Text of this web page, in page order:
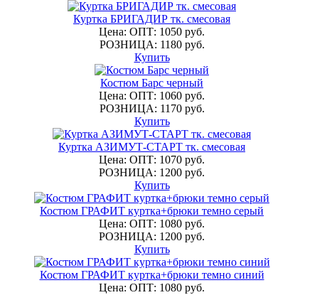
Куртка БРИГАДИР тк. смесовая
Цена: ОПТ: 1050 руб.
РОЗНИЦА: 1180 руб.
Купить
Костюм Барс черный
Цена: ОПТ: 1060 руб.
РОЗНИЦА: 1170 руб.
Купить
Куртка АЗИМУТ-СТАРТ тк. смесовая
Цена: ОПТ: 1070 руб.
РОЗНИЦА: 1200 руб.
Купить
Костюм ГРАФИТ куртка+брюки темно серый
Цена: ОПТ: 1080 руб.
РОЗНИЦА: 1200 руб.
Купить
Костюм ГРАФИТ куртка+брюки темно синий
Цена: ОПТ: 1080 руб.